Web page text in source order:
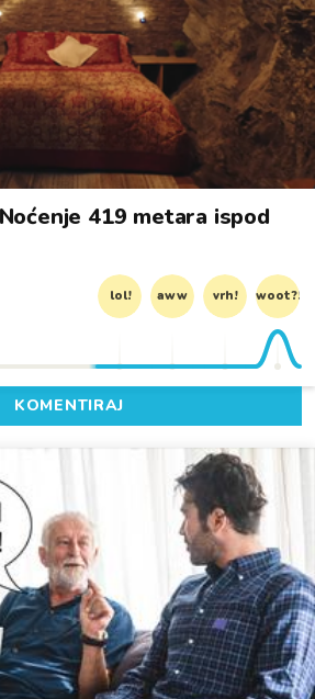
419 metara ispod
lol! aww vrh! woot?!
KOMENTIRAJ